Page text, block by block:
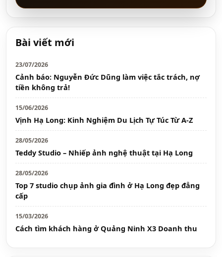
Bài viết mới
23/07/2026
Cảnh báo: Nguyễn Đức Dũng làm việc tắc trách, nợ
tiền không trả!
15/06/2026
Vịnh Hạ Long: Kinh Nghiệm Du Lịch Tự Túc Từ A-Z
28/05/2026
Teddy Studio – Nhiếp ảnh nghệ thuật tại Hạ Long
28/05/2026
Top 7 studio chụp ảnh gia đình ở Hạ Long đẹp đẳng
cấp
15/03/2026
Cách tìm khách hàng ở Quảng Ninh X3 Doanh thu